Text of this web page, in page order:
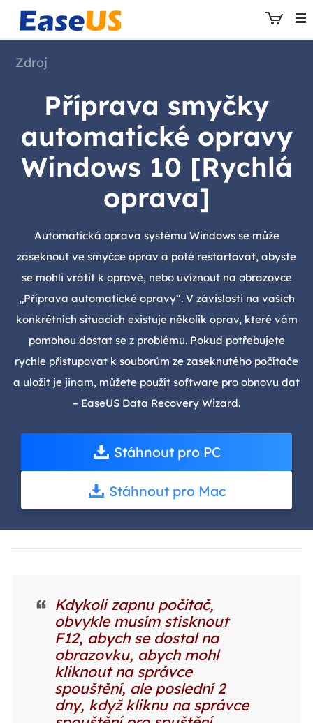
Zdroj
Příprava smyčky
automatické opravy
Windows 10 [Rychlá
oprava]
Automatická oprava systému Windows se může
zaseknout ve smyčce oprav a poté restartovat, abyste
se mohli vrátit k opravě, nebo uvíznout na obrazovce
„Příprava automatické opravy“. V závislosti na vašich
konkrétních situacích existuje několik oprav, které vám
pomohou dostat se z problému. Pokud potřebujete
rychle přistupovat k souborům ze zaseknutého počítače
a uložit je jinam, můžete použít software pro obnovu dat
– EaseUS Data Recovery Wizard.
Stáhnout pro PC
Stáhnout pro Mac
Kdykoli zapnu počítač,
obvykle musím stisknout
F12, abych se dostal na
obrazovku, abych mohl
kliknout na správce
spouštění, ale poslední 2
dny, když kliknu na správce